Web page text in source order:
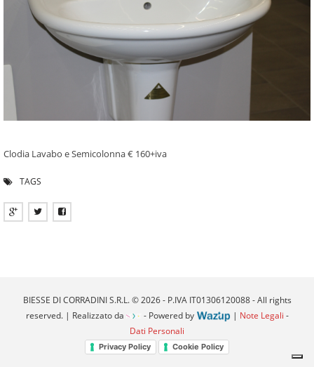
Clodia Lavabo e Semicolonna € 160+iva
TAGS
BIESSE DI CORRADINI S.R.L. © 2026 - P.IVA IT01306120088 - All rights
reserved. | Realizzato da
- Powered by | Note Legali -
Dati Personali
Privacy Policy Cookie Policy